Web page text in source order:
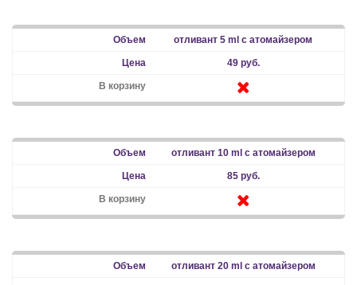
отливант 5 ml с атомайзером
49 руб.
отливант 10 ml с атомайзером
85 руб.
отливант 20 ml с атомайзером